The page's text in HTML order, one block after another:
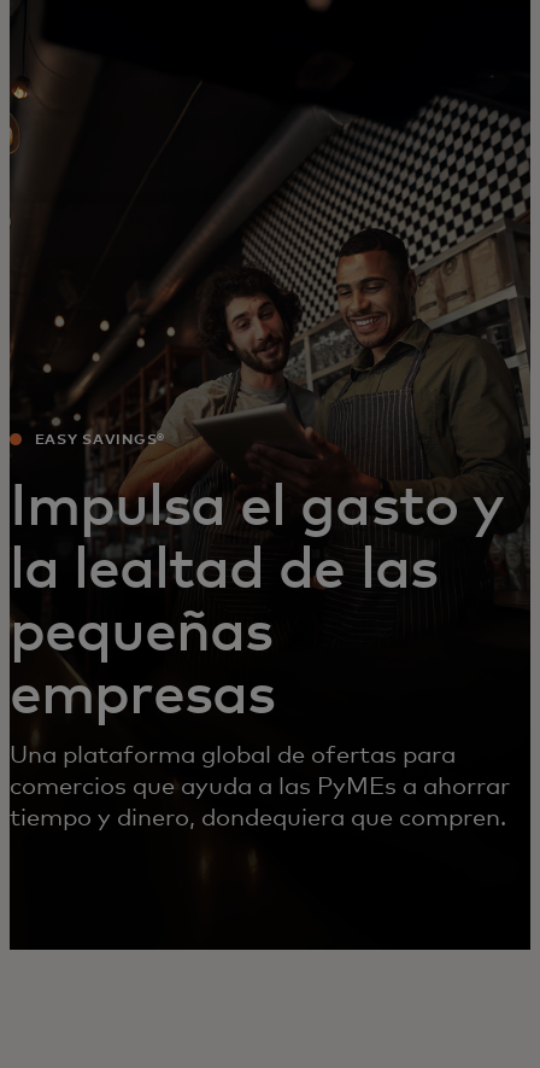
Para empresas
Para el mundo
Para innovadores
Noticias y tendencias
EASY SAVINGS®
Impulsa el gasto y
la lealtad de las
pequeñas
empresas
Una plataforma global de ofertas para
comercios que ayuda a las PyMEs a ahorrar
tiempo y dinero, dondequiera que compren.